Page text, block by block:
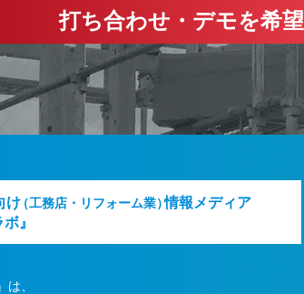
打ち合わせ・デモを希望
け（工務店・リフォーム業）情報メディア
』
は、